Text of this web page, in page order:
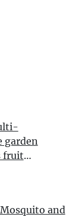
garden
fruit
mesh
and